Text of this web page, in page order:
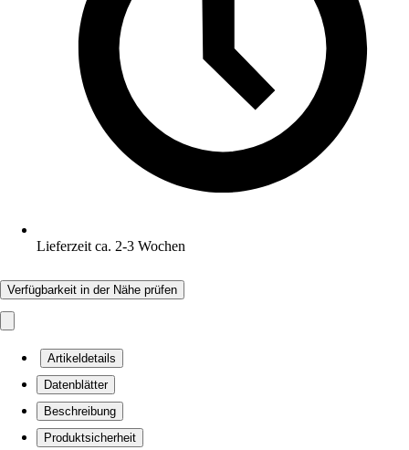
Lieferzeit ca. 2-3 Wochen
Verfügbarkeit in der Nähe prüfen
Artikeldetails
Datenblätter
Beschreibung
Produktsicherheit